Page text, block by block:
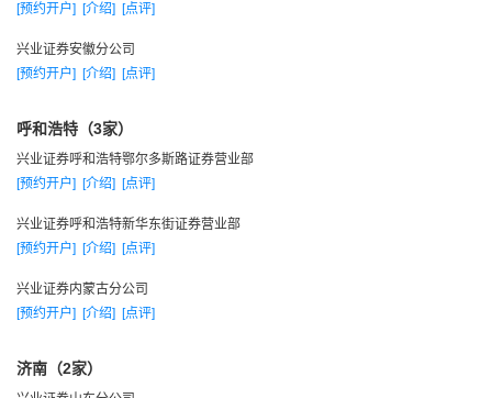
业银行下属信托证券经营机构的机会。
1997年9月，开始部署和实施劳动、人事、分配制度。
1997年，继续实现利润增长，达4.28亿元，列中国第7
一九九八年
1998年4月，公司在设立北京联络处，
1998年5月，举办“98年度资本市场研讨会”
1998年6月，在国际互联网开设网站，开始网上交易的准
备。
1998年主承销6家上市公司配股发行，成功策划实施巴士股
非上市公司的先河，被评为当年“十大最具影响力的重组案例”。
[预约开户] [介绍] [点评]
兴业证券安徽分公司
[预约开户] [介绍] [点评]
呼和浩特（3家）
兴业证券呼和浩特鄂尔多斯路证券营业部
[预约开户] [介绍] [点评]
兴业证券呼和浩特新华东街证券营业部
[预约开户] [介绍] [点评]
兴业证券内蒙古分公司
[预约开户] [介绍] [点评]
济南（2家）